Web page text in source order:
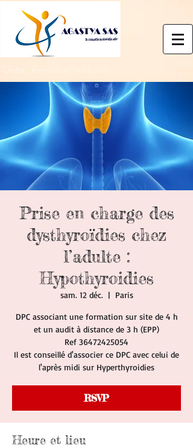
Votre Formation médicale
Prise en charge des
dysthyroïdies chez
l’adulte :
Hypothyroidies
sam. 12 déc.
  |
Paris
DPC associant une formation sur site de 4 h
et un audit à distance de 3 h (EPP)
Ref 36472425054
Il est conseillé d'associer ce DPC avec celui de
l'après midi sur Hyperthyroidies
RSVP
Heure et lieu